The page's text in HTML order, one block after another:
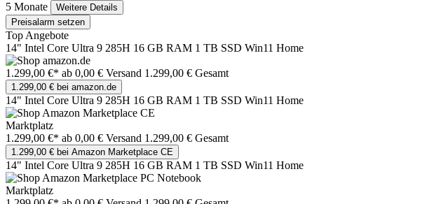
5 Monate
Weitere Details
Preisalarm setzen
Top Angebote
14" Intel Core Ultra 9 285H 16 GB RAM 1 TB SSD Win11 Home
1.299,00 €* ab 0,00 € Versand 1.299,00 € Gesamt
1.299,00 € bei amazon.de
14" Intel Core Ultra 9 285H 16 GB RAM 1 TB SSD Win11 Home
Marktplatz
1.299,00 €* ab 0,00 € Versand 1.299,00 € Gesamt
1.299,00 € bei Amazon Marketplace CE
14" Intel Core Ultra 9 285H 16 GB RAM 1 TB SSD Win11 Home
Marktplatz